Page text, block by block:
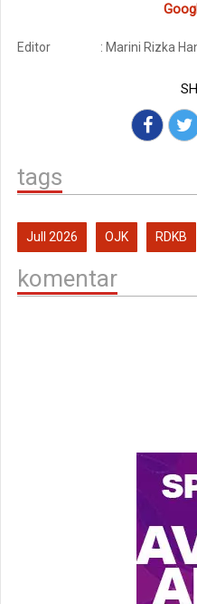
Editor : Marini Rizka
tags
Jull 2026 OJK RDKB
komentar